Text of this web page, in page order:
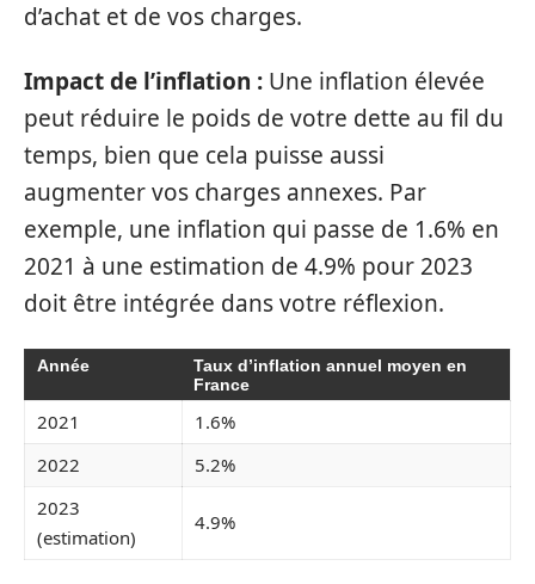
d’achat et de vos charges.
Impact de l’inflation : Une inflation élevée
peut réduire le poids de votre dette au fil du
temps, bien que cela puisse aussi
augmenter vos charges annexes. Par
exemple, une inflation qui passe de 1.6% en
2021 à une estimation de 4.9% pour 2023
doit être intégrée dans votre réflexion.
Année
Taux d’inflation annuel moyen en
France
2021
1.6%
2022
5.2%
2023
(estimation)
4.9%